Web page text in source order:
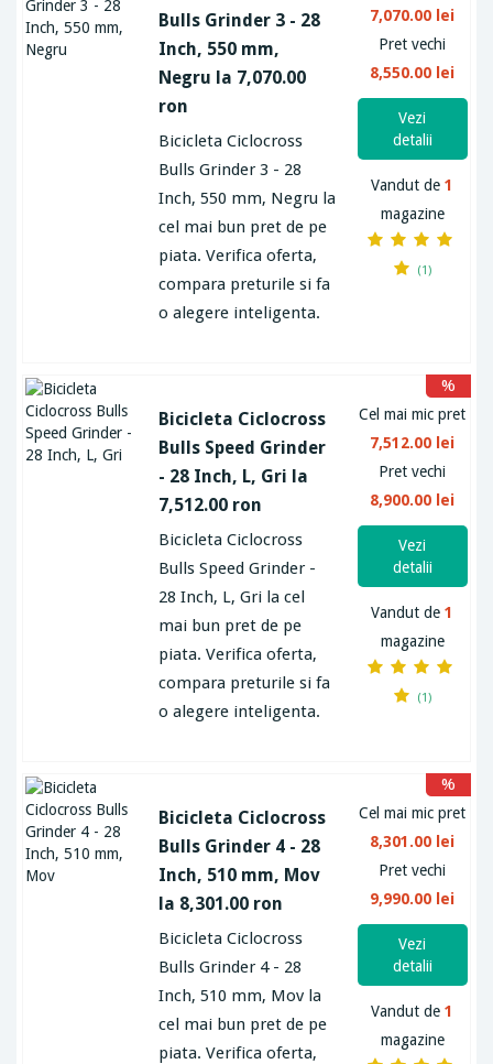
Bulls Grinder 3 - 28
Inch, 550 mm,
Negru la 7,070.00
ron
Bicicleta Ciclocross
Bulls Grinder 3 - 28
Inch, 550 mm, Negru la
cel mai bun pret de pe
piata. Verifica oferta,
compara preturile si fa
o alegere inteligenta.
7,070.00 lei
Pret vechi
8,550.00 lei
Vezi
detalii
Vandut de1
magazine
(1)
Bicicleta Ciclocross
Bulls Speed Grinder
- 28 Inch, L, Gri la
7,512.00 ron
Bicicleta Ciclocross
Bulls Speed Grinder -
28 Inch, L, Gri la cel
mai bun pret de pe
piata. Verifica oferta,
compara preturile si fa
o alegere inteligenta.
Cel mai mic pret
7,512.00 lei
Pret vechi
8,900.00 lei
%
Vezi
detalii
Vandut de1
magazine
(1)
Bicicleta Ciclocross
Bulls Grinder 4 - 28
Inch, 510 mm, Mov
la 8,301.00 ron
Bicicleta Ciclocross
Bulls Grinder 4 - 28
Inch, 510 mm, Mov la
cel mai bun pret de pe
piata. Verifica oferta,
Cel mai mic pret
8,301.00 lei
Pret vechi
9,990.00 lei
%
Vezi
detalii
Vandut de1
magazine